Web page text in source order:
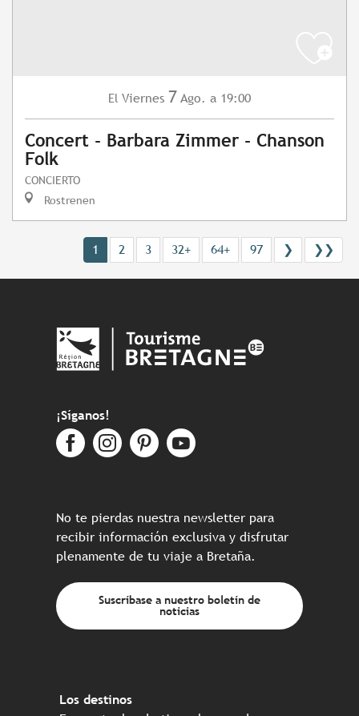
El Viernes 7 Ago. a 19:00
Concert - Barbara Zimmer - Chanson
Folk
CONCIERTO
Rostrenen
1 2 3 32+ 64+ 97 ❯ ❯❯
¡Síganos!
No te pierdas nuestra newsletter para
recibir información exclusiva y disfrutar
plenamente de tu viaje a Bretaña.
Suscríbase a nuestro boletín de
noticias
Los destinos